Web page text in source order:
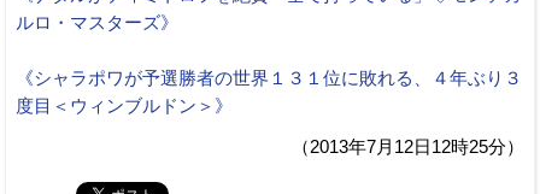
ルロ・マスターズ》
《シャラポワが予選勝者の世界１３１位に敗れる、４年ぶり３
度目＜ウィンブルドン＞》
（2013年7月12日12時25分）